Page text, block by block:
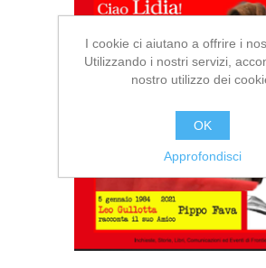
I cookie ci aiutano a offrire i
Utilizzando i nostri servizi,
nostro utilizzo dei
OK
Approfondisci